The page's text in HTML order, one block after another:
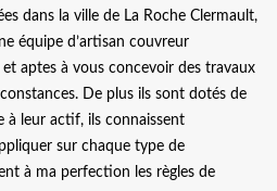
dans la ville de La Roche Clermault,
équipe d’artisan couvreur
aptes à vous concevoir des travaux
De plus ils sont dotés de
à leur actif, ils connaissent
sur chaque type de
à ma perfection les règles de